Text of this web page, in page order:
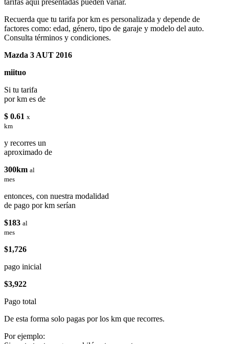
Recuerda que tu tarifa por km es personalizada y depende de
factores como: edad, género, tipo de garaje y modelo del auto.
Consulta términos y condiciones.
Mazda 3 AUT 2016
miituo
Si tu tarifa
por km es de
$ 0.61 x
km
y recorres un
aproximado de
300km al
mes
entonces, con nuestra modalidad
de pago por km serían
$183 al
mes
$1,726
pago inicial
$3,922
Pago total
De esta forma solo pagas por los km que recorres.
Por ejemplo: